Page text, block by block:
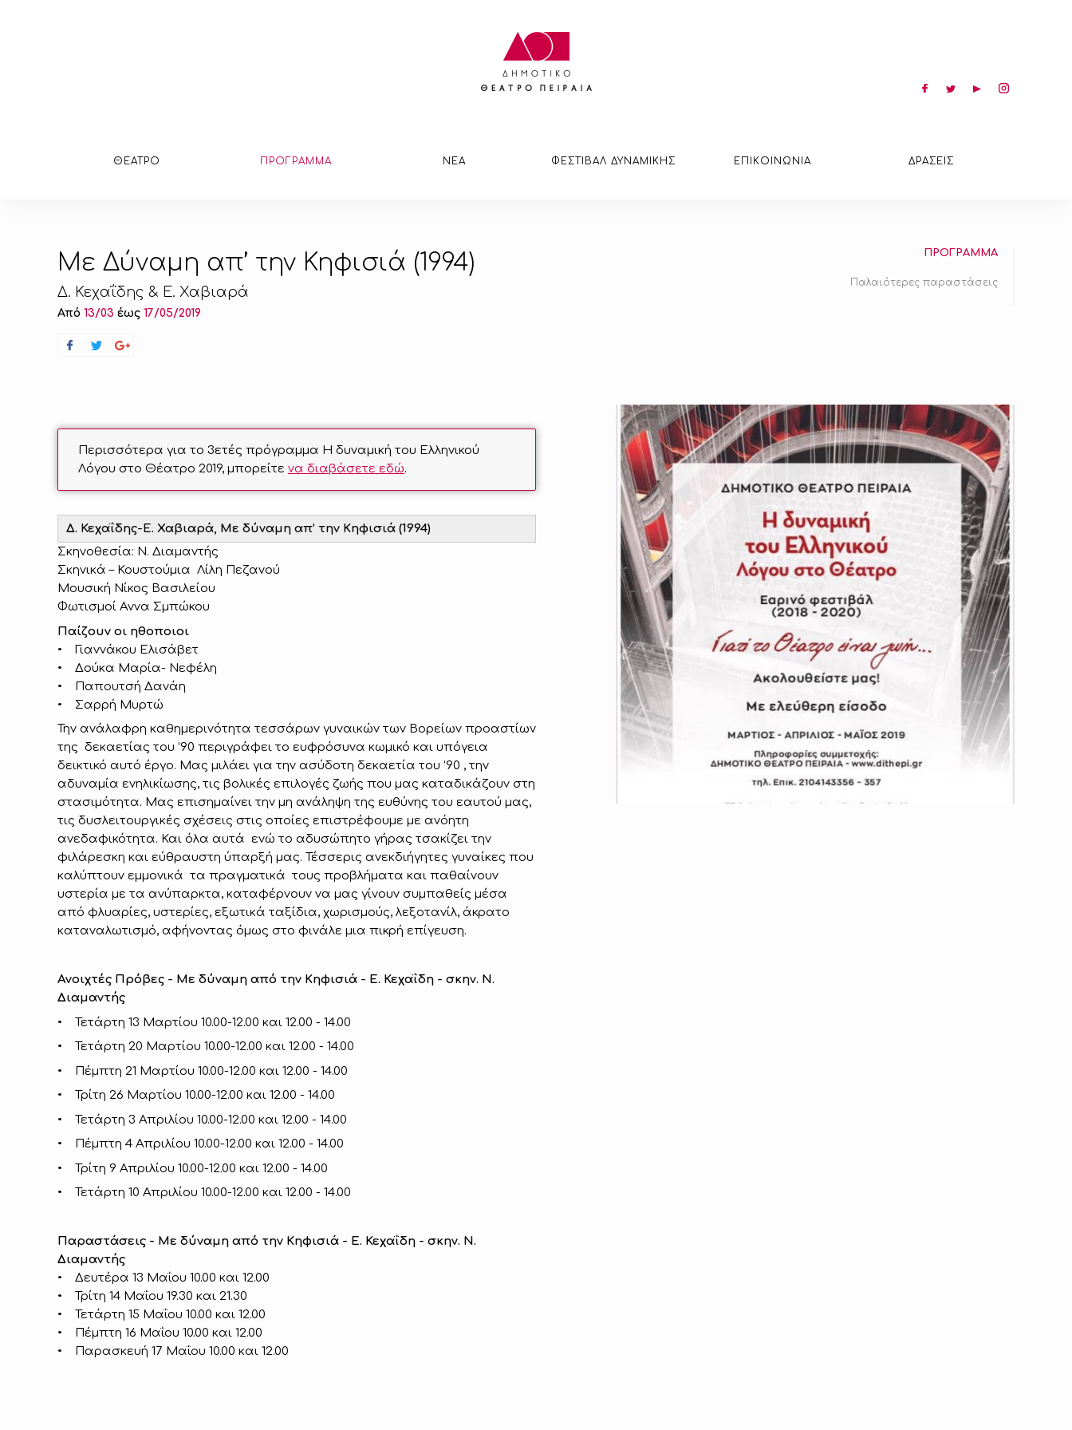
ΘΕΑΤΡΟ ΠΡΟΓΡΑΜΜΑ ΝΕΑ ΦΕΣΤΙΒΑΛ ΔΥΝΑΜΙΚΗΣ ΕΠΙΚΟΙΝΩΝΙΑ ΔΡΑΣΕΙΣ
ΠΡΟΓΡΑΜΜΑ
Παλαιότερες παραστάσεις
Με Δύναμη απ’ την Κηφισιά (1994)
Δ. Κεχαΐδης & Ε. Χαβιαρά
Από 13/03 έως 17/05/2019
Περισσότερα για το 3ετές πρόγραμμα Η δυναμική του Ελληνικού
Λόγου στο Θέατρο 2019, μπορείτε να διαβάσετε εδώ.
Δ. Κεχαΐδης-Ε. Χαβιαρά, Με δύναμη απ’ την Κηφισιά (1994)
Σκηνοθεσία: Ν. Διαμαντής
Σκηνικά – Κουστούμια Λίλη Πεζανού
Μουσική Νίκος Βασιλείου
Φωτισμοί Αννα Σμπώκου
Παίζουν οι ηθοποιοι
• Γιαννάκου Ελισάβετ
• Δούκα Μαρία- Νεφέλη
• Παπουτσή Δανάη
• Σαρρή Μυρτώ
Την ανάλαφρη καθημερινότητα τεσσάρων γυναικών των Βορείων προαστίων
της δεκαετίας του ’90 περιγράφει το ευφρόσυνα κωμικό και υπόγεια
δεικτικό αυτό έργο. Mας μιλάει για την ασύδοτη δεκαετία του ’90 , την
αδυναμία ενηλικίωσης, τις βολικές επιλογές ζωής που μας καταδικάζουν στη
στασιμότητα. Μας επισημαίνει την μη ανάληψη της ευθύνης του εαυτού μας,
τις δυσλειτουργικές σχέσεις στις οποίες επιστρέφουμε με ανόητη
ανεδαφικότητα. Και όλα αυτά ενώ το αδυσώπητο γήρας τσακίζει την
φιλάρεσκη και εύθραυστη ύπαρξή μας. Τέσσερις ανεκδιήγητες γυναίκες που
καλύπτουν εμμονικά τα πραγματικά τους προβλήματα και παθαίνουν
υστερία με τα ανύπαρκτα, καταφέρνουν να μας γίνουν συμπαθείς μέσα
από φλυαρίες, υστερίες, εξωτικά ταξίδια, χωρισμούς, λεξοτανίλ, άκρατο
καταναλωτισμό, αφήνοντας όμως στο φινάλε μια πικρή επίγευση.
Ανοιχτές Πρόβες - Με δύναμη από την Κηφισιά - Ε. Κεχαΐδη - σκην. Ν.
Διαμαντής
• Τετάρτη 13 Μαρτίου 10.00-12.00 και 12.00 - 14.00
• Τετάρτη 20 Μαρτίου 10.00-12.00 και 12.00 - 14.00
• Πέμπτη 21 Μαρτίου 10.00-12.00 και 12.00 - 14.00
• Τρίτη 26 Μαρτίου 10.00-12.00 και 12.00 - 14.00
• Τετάρτη 3 Απριλίου 10.00-12.00 και 12.00 - 14.00
• Πέμπτη 4 Απριλίου 10.00-12.00 και 12.00 - 14.00
• Τρίτη 9 Απριλίου 10.00-12.00 και 12.00 - 14.00
• Τετάρτη 10 Απριλίου 10.00-12.00 και 12.00 - 14.00
Παραστάσεις - Με δύναμη από την Κηφισιά - Ε. Κεχαΐδη - σκην. Ν.
Διαμαντής
• Δευτέρα 13 Μαΐου 10.00 και 12.00
• Τρίτη 14 Μαΐου 19.30 και 21.30
• Τετάρτη 15 Μαΐου 10.00 και 12.00
• Πέμπτη 16 Μαΐου 10.00 και 12.00
• Παρασκευή 17 Μαΐου 10.00 και 12.00